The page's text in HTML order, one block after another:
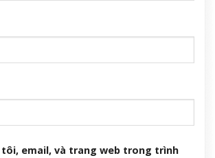
tôi, email, và trang web trong trình